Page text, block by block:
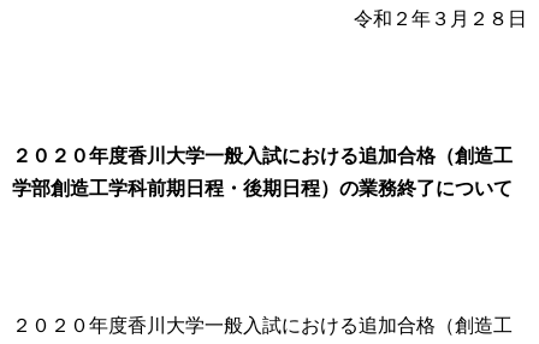
令和２年３月２８日
２０２０年度香川大学一般入試における追加合格（創造工
学部創造工学科前期日程・後期日程）の業務終了について
２０２０年度香川大学一般入試における追加合格（創造工